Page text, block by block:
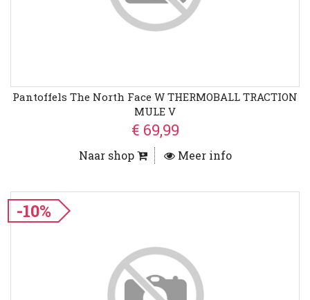
Pantoffels The North Face W THERMOBALL TRACTION
MULE V
€ 69,99
Naar shop Meer info
-10%